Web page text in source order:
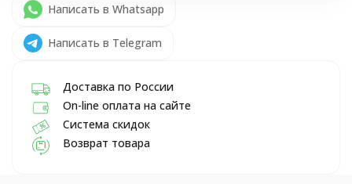
Написать в Whatsapp
Написать в Telegram
Доставка по России
On-line оплата на сайте
Система скидок
Возврат товара